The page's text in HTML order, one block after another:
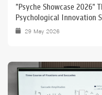
"Psyche Showcase 2026"
Psychological Innovation
29 May 2026